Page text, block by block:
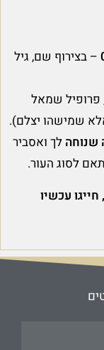
– בצירוף שם, גיל
פרופיל שמאל
שמישהו יצלם).
לך ואסביר
לסוג העור.
עכשיו